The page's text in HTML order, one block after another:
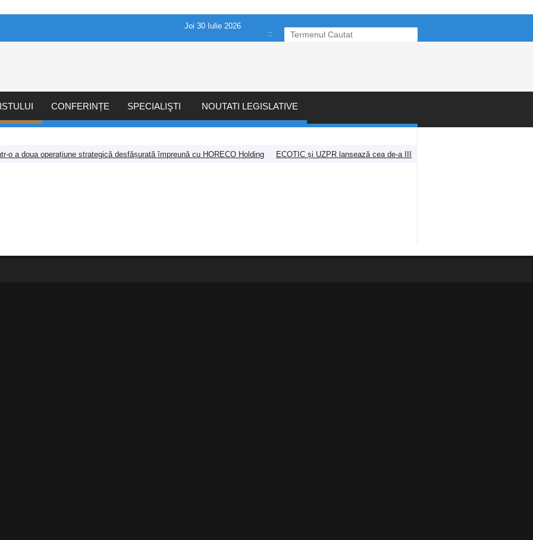
Joi 30 Iulie 2026
::
CONFERINȚE SPECIALIŞTI NOUTATI LEGISLATIVE
o a doua operațiune strategică desfășurată împreună cu HORECO Holding ECOTIC și UZPR lansează cea de-a III-a ediție a concursului „Jurnalism